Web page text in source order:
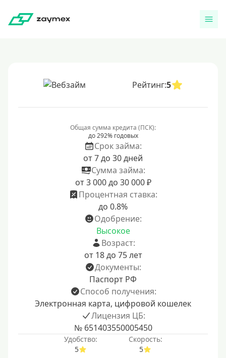
Рейтинг:5
Общая сумма кредита (ПСК):
до 292% годовых
Срок займа:
от 7 до 30 дней
Сумма займа:
от 3 000 до 30 000 ₽
Процентная ставка:
до 0.8%
Одобрение:
Высокое
Возраст:
от 18 до 75 лет
Документы:
Паспорт РФ
Способ получения:
Электронная карта, цифровой кошелек
Лицензия ЦБ:
№ 651403550005450
Удобство:
5
Скорость:
5